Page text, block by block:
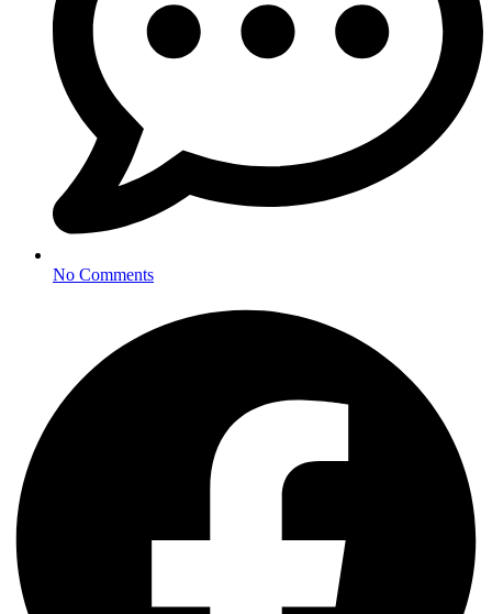
No Comments